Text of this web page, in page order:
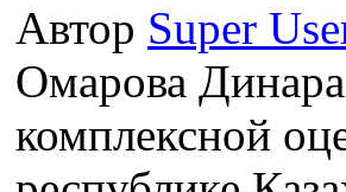
Автор Super
Омарова
комплексной